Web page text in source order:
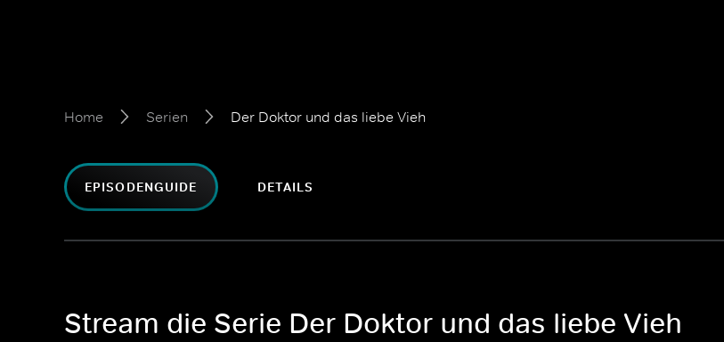
Home Serien Der Doktor und das liebe Vieh
EPISODENGUIDE DETAILS
Stream die Serie Der Doktor und das liebe Vieh